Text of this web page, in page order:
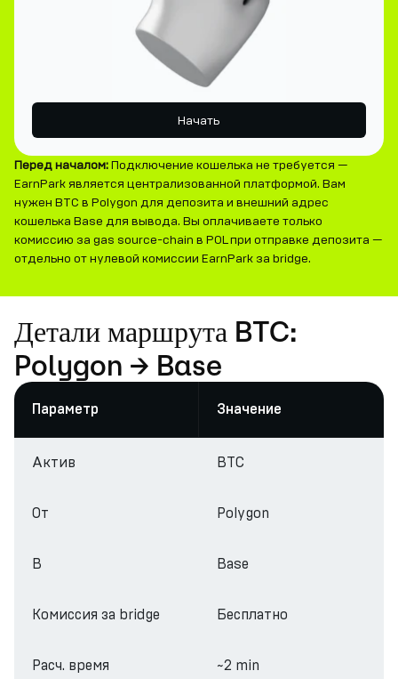
Начать
Перед началом:Подключение кошелька не требуется —
EarnPark является централизованной платформой. Вам
нужен BTC в Polygon для депозита и внешний адрес
кошелька Base для вывода. Вы оплачиваете только
комиссию за gas source-chain в POL при отправке депозита —
отдельно от нулевой комиссии EarnPark за bridge.
Детали маршрута BTC:
Polygon → Base
Параметр Значение
Актив BTC
От Polygon
В Base
Комиссия за bridge Бесплатно
Расч. время ~2 min